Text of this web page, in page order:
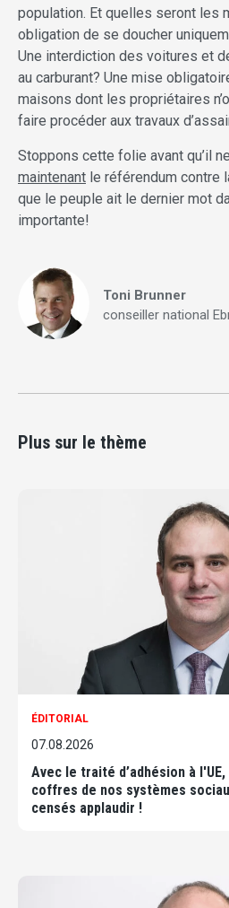
population. Et quelles seront les
obligation de se doucher
Une interdiction des voitures et
au carburant? Une mise
maisons dont les propriétaires
faire procéder aux travaux
Stoppons cette folie avant qu’il
maintenant le référendum contre
que le peuple ait le dernier mot
importante!
Toni Brunner
conseiller national
Plus sur le thème
ÉDITORIAL
07.08.2026
Avec le traité d’adhésion à
coffres de nos systèmes
censés applaudir !